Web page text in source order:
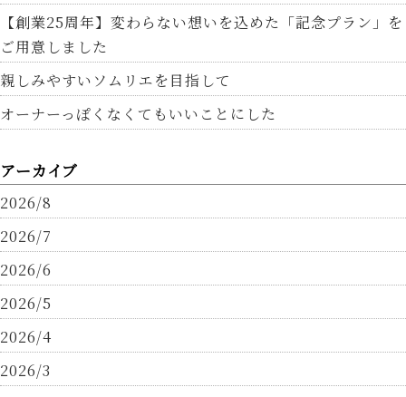
【創業25周年】変わらない想いを込めた「記念プラン」を
ご用意しました
親しみやすいソムリエを目指して
オーナーっぽくなくてもいいことにした
アーカイブ
2026/8
2026/7
2026/6
2026/5
2026/4
2026/3